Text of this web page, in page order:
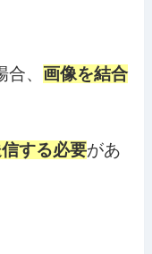
、 画像を結合
する必要があ